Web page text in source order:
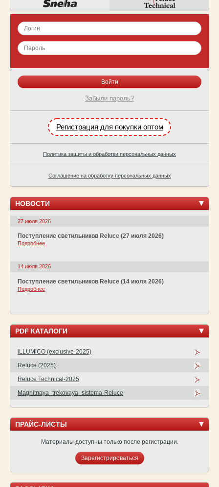
Забыли пароль?
Регистрация для покупки оптом
Политика защиты и обработки персональных данных
Соглашение на обработку персональных данных
НОВОСТИ
27 июля 2026
Поступление светильников Reluce (27 июля 2026)
Подробнее
14 июля 2026
Поступление светильников Reluce (14 июля 2026)
Подробнее
PDF КАТАЛОГИ
iLLUMiCO (exclusive-2025)
Reluce (2025)
Reluce Technical-2025
Magnitnaya_trekovaya_sistema-Reluce
ПРАЙС-ЛИСТЫ
Материалы доступны только после регистрации.
Зарегистрироваться